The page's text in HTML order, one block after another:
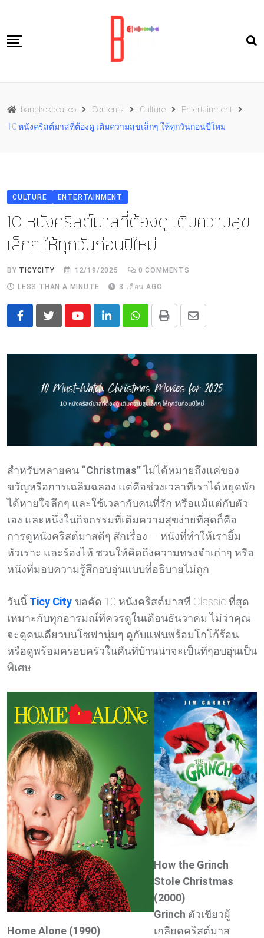
content
Food
TH
bangkokbeat.co Contents Culture
Entertainment
10 หนังคริสต์มาสที่ต้องดู เติมความสุขเล็กๆ ให้ทุกวันก่อนปีใหม่
CULTURE ENTERTAINMENT
10 หนังคริสต์มาสที่ต้องดู เติมความสุข
เล็กๆ ให้ทุกวันก่อนปีใหม่
BY TICYCITY 12/19/2025 0 COMMENTS
LESS THAN A MINUTE
8 เดือน AGO
YoutubeLinkedInWhatsapp
Print
Share
Email
สำหรับหลายคน “Christmas”ไม่ได้หมายถึงแค่ของ
ขวัญหรือการเฉลิมฉลอง แต่คือช่วงเวลาที่เราได้หยุดพัก
ได้หายใจลึกๆ และใช้เวลากับคนที่รัก หรือแม้แต่กับตัว
เอง และหนึ่งในกิจกรรมที่เติมความสุขง่ายที่สุดก็คือ
การดูหนังคริสต์มาสดีๆ สักเรื่อง — หนังที่ทำให้เรายิ้ม
หัวเราะ และร้องไห้ ชวนให้คิดถึงความทรงจำเก่าๆ หรือ
หนังที่มอบความรู้สึกอบอุ่นแบบที่อธิบายไม่ถูก
วันนี้ Ticy City ขอคัด 10 หนังคริสต์มาสที Classic ที่สุด
เหมาะกับทุกอารมณ์ที่ควรดูในเดือนธันวาคม ไม่ว่าคุณ
จะดูคนเดียวบนโซฟานุ่มๆ ดูกับแฟนพร้อมโกโก้ร้อน
หรือดูพร้อมครอบครัวในคืนที่บ้านน่าจะเป็นที่ๆอบอุ่นเป็น
พิเศษ
Home Alone (1990)
How the Grinch
Stole Christmas
(2000)
Grinch ตัวเขียวผู้
เกลียดคริสต์มาส